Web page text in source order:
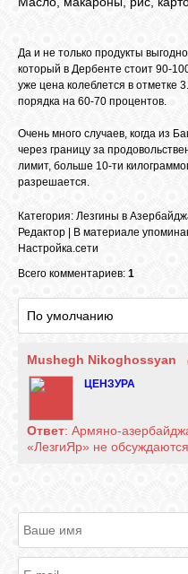
ВИДЕО
САЙТЫ
ОБЪЯВЛЕНИЯ
ВОПРОСЫ /
ОТВЕТЫ
Да и не только продукты
который в Дербенте стоит 90-
уже цена колеблется в отметке
порядка на 60-70 процентов.
Очень много случаев, когда из
через границу за
лимит, больше 10-ти
разрешается.
Категория: Лезгины в
Редактор | В материале
Настройка.сети
Всего комментариев: 1
Mushegh Nikoghossyan
ЦЕНЗУРА
Ответ: Армяно-
«ЛезгиЯр» не обсуждаются